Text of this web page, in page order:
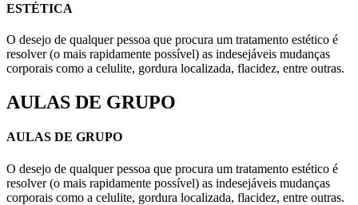
ESTÉTICA
O desejo de qualquer pessoa que procura um tratamento estético é
resolver (o mais rapidamente possível) as indesejáveis mudanças
corporais como a celulite, gordura localizada, flacidez, entre outras.
AULAS DE GRUPO
AULAS DE GRUPO
O desejo de qualquer pessoa que procura um tratamento estético é
resolver (o mais rapidamente possível) as indesejáveis mudanças
corporais como a celulite, gordura localizada, flacidez, entre outras.